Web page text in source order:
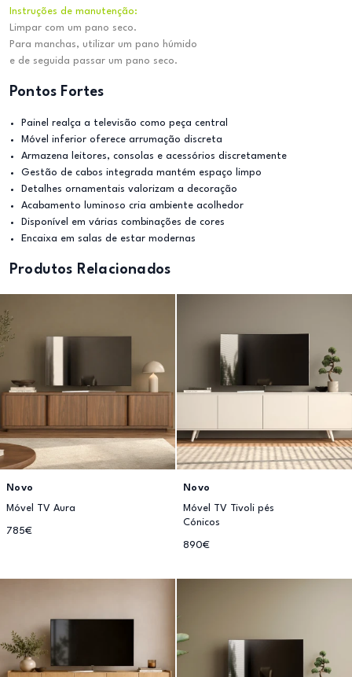
Instruções de manutenção:
Limpar com um pano seco.
Para manchas, utilizar um pano húmido
e de seguida passar um pano seco.
Pontos Fortes
Painel realça a televisão como peça central
Móvel inferior oferece arrumação discreta
Armazena leitores, consolas e acessórios discretamente
Gestão de cabos integrada mantém espaço limpo
Detalhes ornamentais valorizam a decoração
Acabamento luminoso cria ambiente acolhedor
Disponível em várias combinações de cores
Encaixa em salas de estar modernas
Produtos Relacionados
Novo
Móvel TV Aura
785€
Novo
Móvel TV Tivoli pés
Cónicos
890€